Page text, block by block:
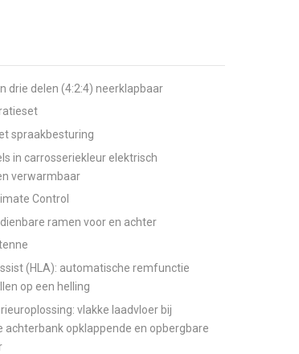
drie delen (4:2:4) neerklapbaar
spraakbesturing
in carrosseriekleur elektrisch
verwarmbaar
Control
ramen voor en achter
(HLA): automatische remfunctie
op een helling
vlakke laadvloer bij
achterbank opklappende en opbergbare